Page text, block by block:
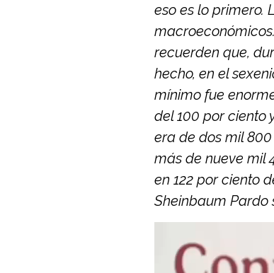
eso es lo primero.
recuerden que,
hecho, en el
mínimo fue
del 100 por ciento
era de dos mil
más de nueve mil
en 122 por ciento
Sheinbaum Pardo